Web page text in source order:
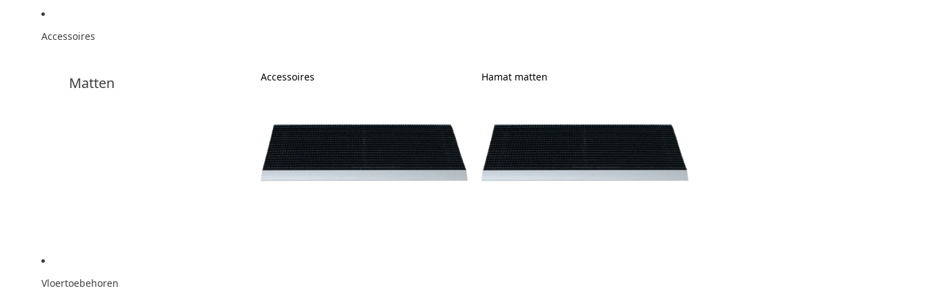
Accessoires
Matten Accessoires Hamat matten
Vloertoebehoren